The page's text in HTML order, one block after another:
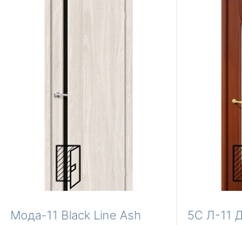
Мода-11 Black Line Ash
5С Л-11